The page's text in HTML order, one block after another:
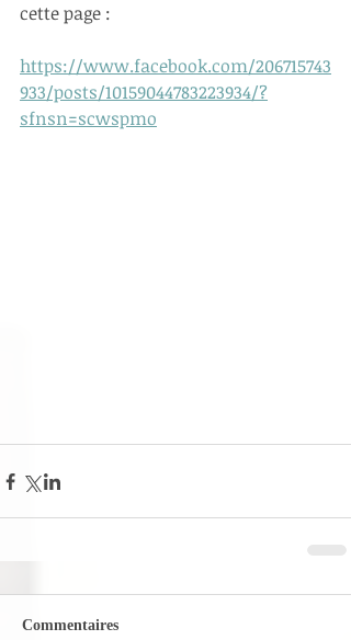
cette page :
https://www.facebook.com/206715743
933/posts/10159044783223934/?
sfnsn=scwspmo
Commentaires